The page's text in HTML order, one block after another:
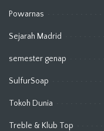
Powarnas
Sejarah Madrid
semester genap
SulfurSoap
Tokoh Dunia
Treble & Klub Top